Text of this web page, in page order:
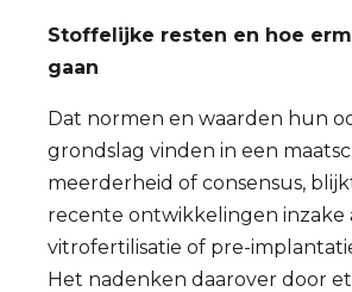
Stoffelijke resten en hoe
gaan
Dat normen en waarden hun
grondslag vinden in een
meerderheid of consensus,
recente ontwikkelingen inzake
vitrofertilisatie of pre-
Het nadenken daarover door